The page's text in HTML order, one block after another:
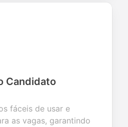
Candidato
fáceis de usar e
as vagas, garantindo